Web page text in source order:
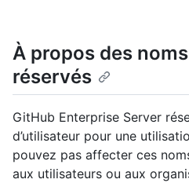
À propos des
réservés
GitHub Enterprise Server
d’utilisateur pour une
pouvez pas affecter ces
aux utilisateurs ou aux